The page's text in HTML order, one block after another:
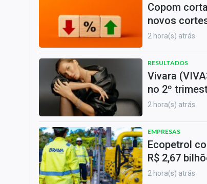
Copom
novos
2 hora(s) atrás
RESULTADOS
Vivara
no 2º
2 hora(s) atrás
EMPRESAS
Ecopetrol
R$ 2,67
2 hora(s) atrás